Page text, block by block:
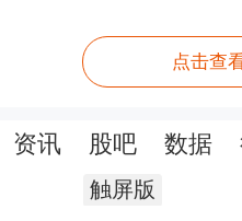
股市进入长期低
6000亿元，其中
左右，整个市场
点击查
资讯 股吧 数据
触屏版